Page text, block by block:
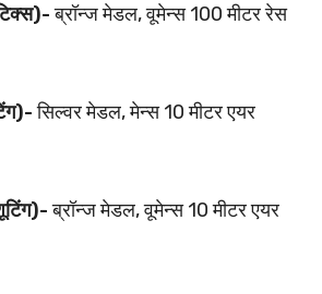
ब्रॉन्ज मेडल, वूमेन्स 100 मीटर रेस
सिल्वर मेडल, मेन्स 10 मीटर एयर
ब्रॉन्ज मेडल, वूमेन्स 10 मीटर एयर